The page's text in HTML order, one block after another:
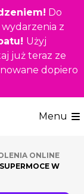
Do
wydarzenia z
Użyj
już teraz ze
dopiero
Menu
ONLINE
W